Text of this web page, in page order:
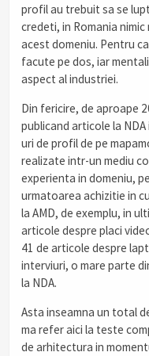
profil au trebuit sa se
credeti, in Romania
acest domeniu. Pentru
facute pe dos, iar
aspect al industriei.
Din fericire, de aproape
publicand articole la
uri de profil de pe
realizate intr-un mediu
experienta in domeniu,
urmatoarea achizitie in
la AMD, de exemplu, in
articole despre placi
41 de articole despre
interviuri, o mare parte
la NDA.
Asta inseamna un total
ma refer aici la teste
de arhitectura in